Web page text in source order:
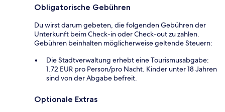
Obligatorische Gebühren
Du wirst darum gebeten, die folgenden Gebühren der
Unterkunft beim Check-in oder Check-out zu zahlen.
Gebühren beinhalten möglicherweise geltende Steuern:
Die Stadtverwaltung erhebt eine Tourismusabgabe:
1.72 EUR pro Person/pro Nacht. Kinder unter 18 Jahren
sind von der Abgabe befreit.
Optionale Extras